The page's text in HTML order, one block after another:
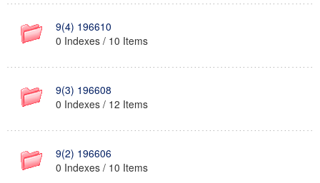
9(4) 196610
0 Indexes / 10 Items
9(3) 196608
0 Indexes / 12 Items
9(2) 196606
0 Indexes / 10 Items